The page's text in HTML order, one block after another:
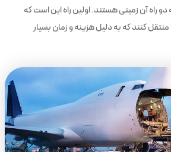
راه آن زمینی هستند. اولین راه این است که
منتقل کنند که به دلیل هزینه و زمان بسیار